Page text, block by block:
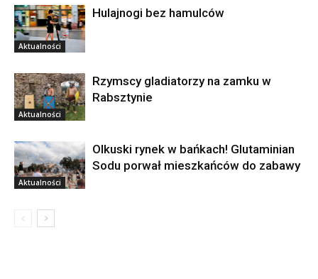
Aktualności
Hulajnogi bez hamulców
Aktualności
Rzymscy gladiatorzy na zamku w
Rabsztynie
Aktualności
Olkuski rynek w bańkach! Glutaminian
Sodu porwał mieszkańców do zabawy